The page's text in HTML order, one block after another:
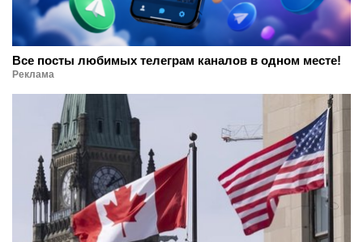
Все посты любимых телеграм каналов в одном месте!
Реклама